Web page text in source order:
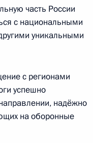
часть России
с национальными
уникальными
с регионами
успешно
надёжно
на оборонные